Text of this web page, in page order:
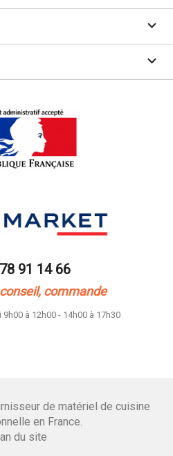


91 14 66
commande
à 12h00 - 14h00 à 17h30
de matériel de cuisine
en France.
du site